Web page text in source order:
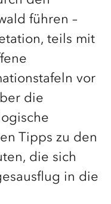
führen –
teils mit
vor
die
Tipps zu den
die sich
in die